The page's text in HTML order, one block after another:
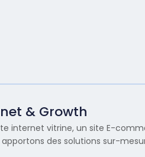
& Growth
internet vitrine, un site E-
apportons des solutions sur-